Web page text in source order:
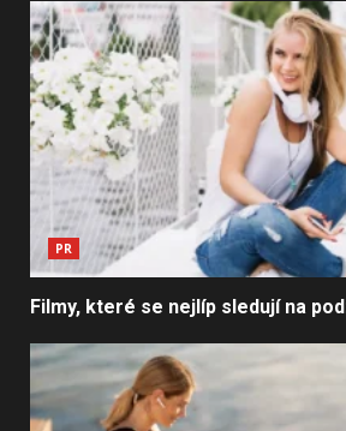
PR
Filmy, které se nejlíp sledují na